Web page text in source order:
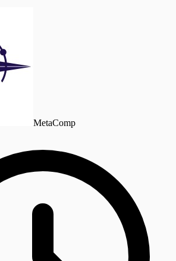
MetaComp